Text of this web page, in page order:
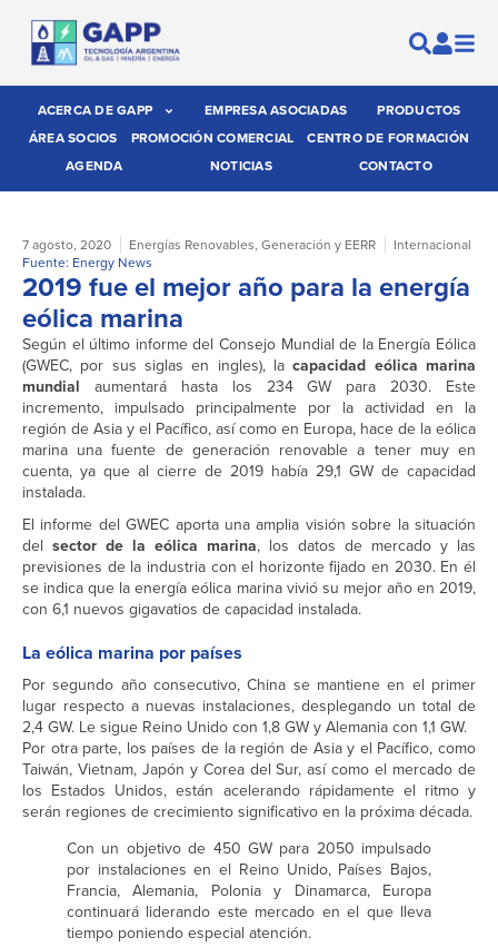
ACERCA DE GAPP EMPRESA ASOCIADAS
PRODUCTOS
ÁREA SOCIOS
PROMOCIÓN COMERCIAL
CENTRO DE FORMACIÓN
AGENDA
NOTICIAS CONTACTO
7 agosto, 2020 Energías Renovables, Generación y EERR
Internacional
Fuente: Energy News
2019 fue el mejor año para la energía
eólica marina
Según el último informe del Consejo Mundial de la Energía Eólica
(GWEC, por sus siglas en ingles), la capacidad eólica marina
mundial aumentará hasta los 234 GW para 2030. Este
incremento, impulsado principalmente por la actividad en la
región de Asia y el Pacífico, así como en Europa, hace de la eólica
marina una fuente de generación renovable a tener muy en
cuenta, ya que al cierre de 2019 había 29,1 GW de capacidad
instalada.
El informe del GWEC aporta una amplia visión sobre la situación
del sector de la eólica marina, los datos de mercado y las
previsiones de la industria con el horizonte fijado en 2030. En él
se indica que la energía eólica marina vivió su mejor año en 2019,
con 6,1 nuevos gigavatios de capacidad instalada.
La eólica marina por países
Por segundo año consecutivo, China se mantiene en el primer
lugar respecto a nuevas instalaciones, desplegando un total de
2,4 GW. Le sigue Reino Unido con 1,8 GW y Alemania con 1,1 GW.
Por otra parte, los países de la región de Asia y el Pacífico, como
Taiwán, Vietnam, Japón y Corea del Sur, así como el mercado de
los Estados Unidos, están acelerando rápidamente el ritmo y
serán regiones de crecimiento significativo en la próxima década.
Con un objetivo de 450 GW para 2050 impulsado
por instalaciones en el Reino Unido, Países Bajos,
Francia, Alemania, Polonia y Dinamarca, Europa
continuará liderando este mercado en el que lleva
tiempo poniendo especial atención.